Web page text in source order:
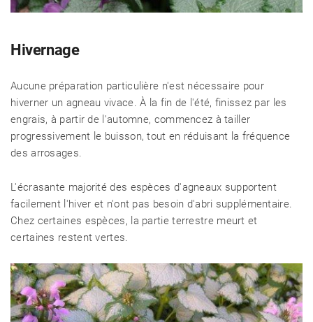
Hivernage
Aucune préparation particulière n'est nécessaire pour
hiverner un agneau vivace. À la fin de l'été, finissez par les
engrais, à partir de l'automne, commencez à tailler
progressivement le buisson, tout en réduisant la fréquence
des arrosages.
L'écrasante majorité des espèces d'agneaux supportent
facilement l'hiver et n'ont pas besoin d'abri supplémentaire.
Chez certaines espèces, la partie terrestre meurt et
certaines restent vertes.